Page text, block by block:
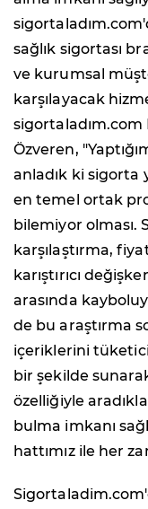
sağlık sigortası
ve kurumsal
karşılayacak
Özveren,
anladık ki
en temel ortak
bilemiyor olması.
karşılaştırma,
karıştırıcı
arasında
de bu araştırma
içeriklerini
bir şekilde
özelliğiyle
bulma imkanı
hattımız ile her